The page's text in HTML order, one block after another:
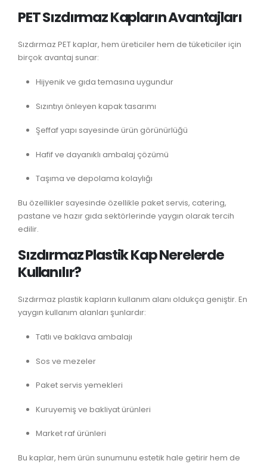
PET Sızdırmaz Kapların Avantajları
Sızdırmaz PET kaplar, hem üreticiler hem de tüketiciler için
birçok avantaj sunar:
Hijyenik ve gıda temasına uygundur
Sızıntıyı önleyen kapak tasarımı
Şeffaf yapı sayesinde ürün görünürlüğü
Hafif ve dayanıklı ambalaj çözümü
Taşıma ve depolama kolaylığı
Bu özellikler sayesinde özellikle paket servis, catering,
pastane ve hazır gıda sektörlerinde yaygın olarak tercih
edilir.
Sızdırmaz Plastik Kap Nerelerde
Kullanılır?
Sızdırmaz plastik kapların kullanım alanı oldukça geniştir. En
yaygın kullanım alanları şunlardır:
Tatlı ve baklava ambalajı
Sos ve mezeler
Paket servis yemekleri
Kuruyemiş ve bakliyat ürünleri
Market raf ürünleri
Bu kaplar, hem ürün sunumunu estetik hale getirir hem de